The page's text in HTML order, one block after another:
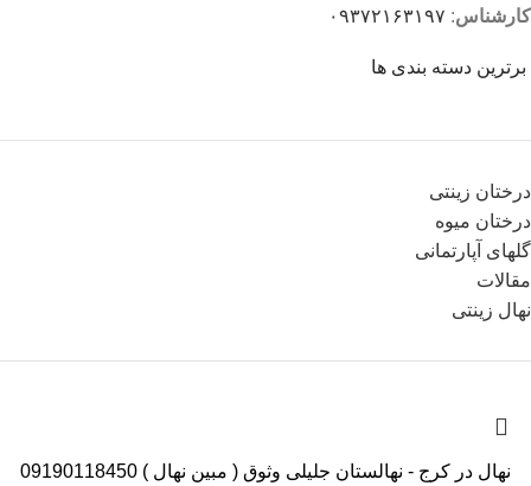
کارشناس: ۰۹۳۷۲۱۶۳۱۹۷
برترین دسته بندی ها
درختان زینتی
درختان میوه
گلهای آپارتمانی
مقالات
نهال زینتی
نهال در کرج - نهالستان جلیلی وثوق ( مبین نهال ) 09190118450